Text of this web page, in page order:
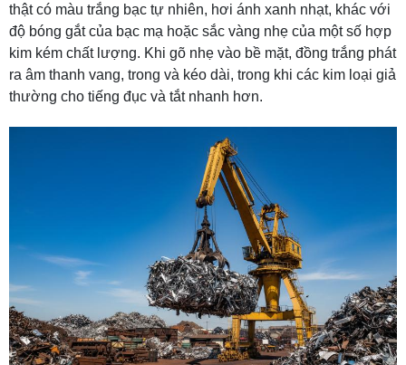
thật có màu trắng bạc tự nhiên, hơi ánh xanh nhạt, khác với
độ bóng gắt của bạc mạ hoặc sắc vàng nhẹ của một số hợp
kim kém chất lượng. Khi gõ nhẹ vào bề mặt, đồng trắng phát
ra âm thanh vang, trong và kéo dài, trong khi các kim loại giả
thường cho tiếng đục và tắt nhanh hơn.